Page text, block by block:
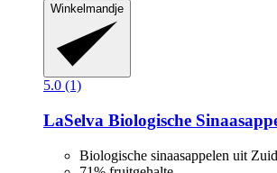
Winkelmandje
5.0 (1)
LaSelva Biologische
Biologische sinaasappelen uit